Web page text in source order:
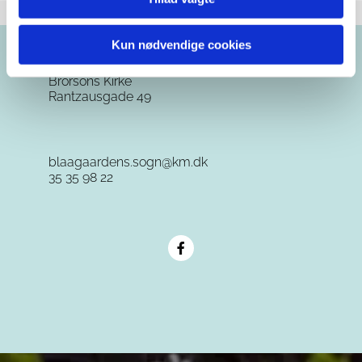
Kun nødvendige cookies
Brorsons Kirke
Rantzausgade 49
blaagaardens.sogn@km.dk
35 35 98 22